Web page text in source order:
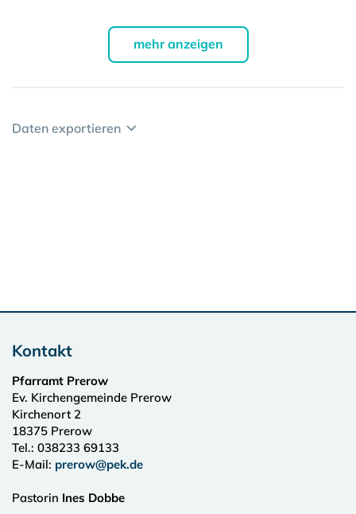
mehr anzeigen
Daten exportieren
Kontakt
Pfarramt Prerow
Ev. Kirchengemeinde Prerow
Kirchenort 2
18375 Prerow
Tel.: 038233 69133
E-Mail: prerow@pek.de
Pastorin Ines Dobbe